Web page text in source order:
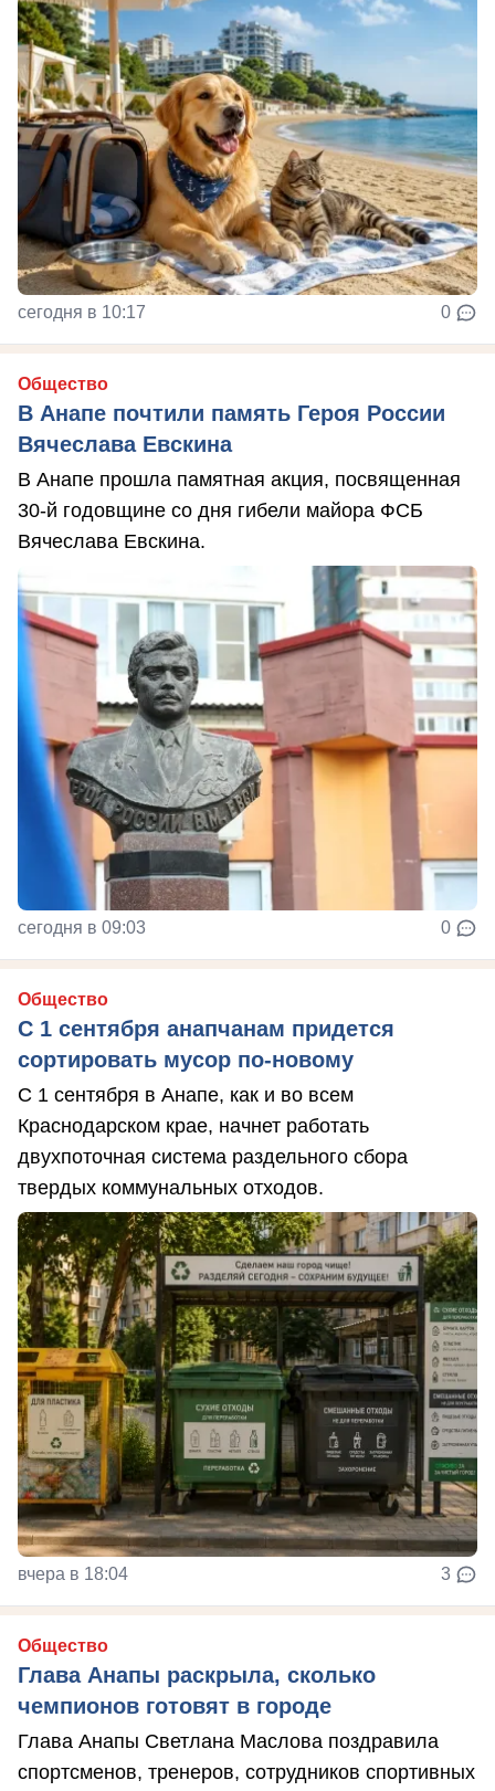
сегодня в 10:17 0
Общество
В Анапе почтили память Героя России
Вячеслава Евскина
В Анапе прошла памятная акция, посвященная
30-й годовщине со дня гибели майора ФСБ
Вячеслава Евскина.
сегодня в 09:03 0
Общество
С 1 сентября анапчанам придется
сортировать мусор по-новому
С 1 сентября в Анапе, как и во всем
Краснодарском крае, начнет работать
двухпоточная система раздельного сбора
твердых коммунальных отходов.
вчера в 18:04 3
Общество
Глава Анапы раскрыла, сколько
чемпионов готовят в городе
Глава Анапы Светлана Маслова поздравила
спортсменов, тренеров, сотрудников спортивных